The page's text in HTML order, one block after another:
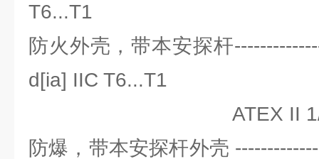
T6...T1
防火外壳，带本安探杆
d[ia] IIC T6...T1
ATEX II 1/2 D
防爆，带本安探杆外壳